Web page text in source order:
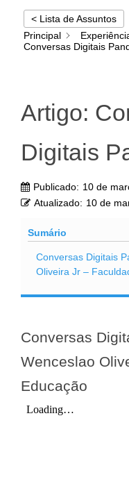
< Lista de Assuntos
Principal
Conversas Digitais
Artigo:
Digitais
Publicado: 10 de
Atualizado: 10 de
Sumário
Conversas Digitais
Oliveira Jr –
Conversas
Wenceslao
Educação